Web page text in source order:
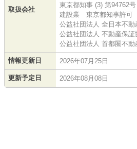
取扱会社
東京都知事 (3) 第94762号
建設業 東京都知事許可
公益社団法人 全日本不動
公益社団法人 不動産保証
公益社団法人 首都圏不
情報更新日 2026年07月25日
更新予定日 2026年08月08日